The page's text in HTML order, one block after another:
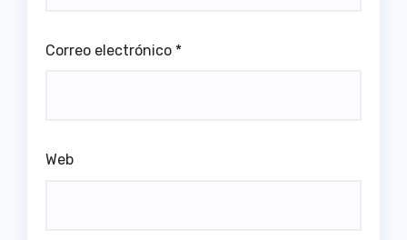
Correo electrónico *
Web